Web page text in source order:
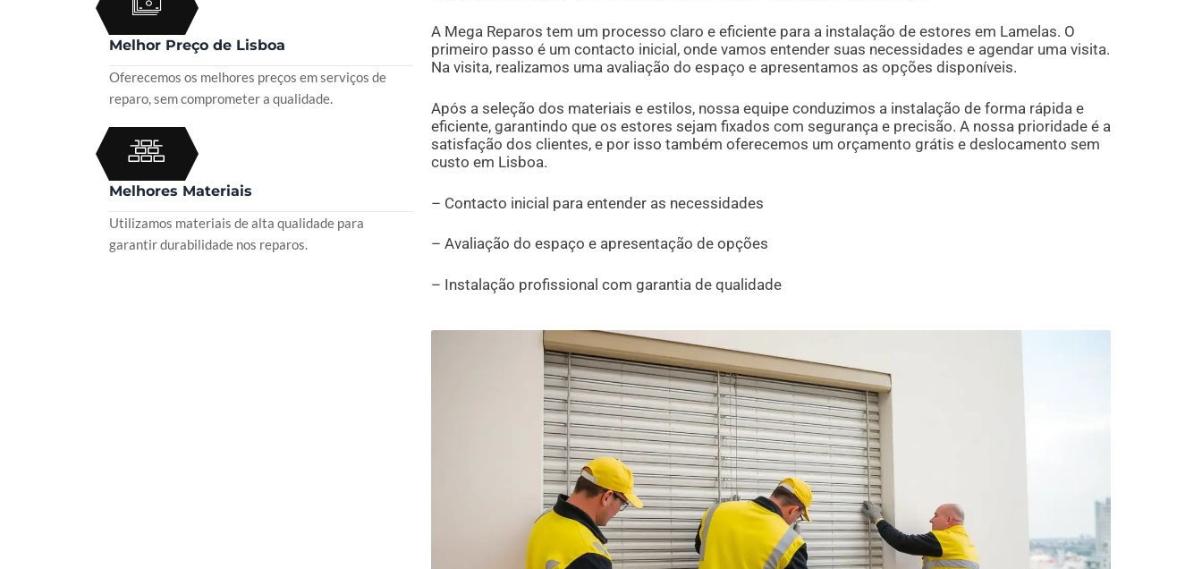
Melhor Preço de Lisboa
Oferecemos os melhores preços em serviços de
reparo, sem comprometer a qualidade.
Melhores Materiais
Utilizamos materiais de alta qualidade para
garantir durabilidade nos reparos.
A Mega Reparos tem um processo claro e eficiente para a instalação de estores em Lamelas. O
primeiro passo é um contacto inicial, onde vamos entender suas necessidades e agendar uma visita.
Na visita, realizamos uma avaliação do espaço e apresentamos as opções disponíveis.
Após a seleção dos materiais e estilos, nossa equipe conduzimos a instalação de forma rápida e
eficiente, garantindo que os estores sejam fixados com segurança e precisão. A nossa prioridade é a
satisfação dos clientes, e por isso também oferecemos um orçamento grátis e deslocamento sem
custo em Lisboa.
– Contacto inicial para entender as necessidades
– Avaliação do espaço e apresentação de opções
– Instalação profissional com garantia de qualidade